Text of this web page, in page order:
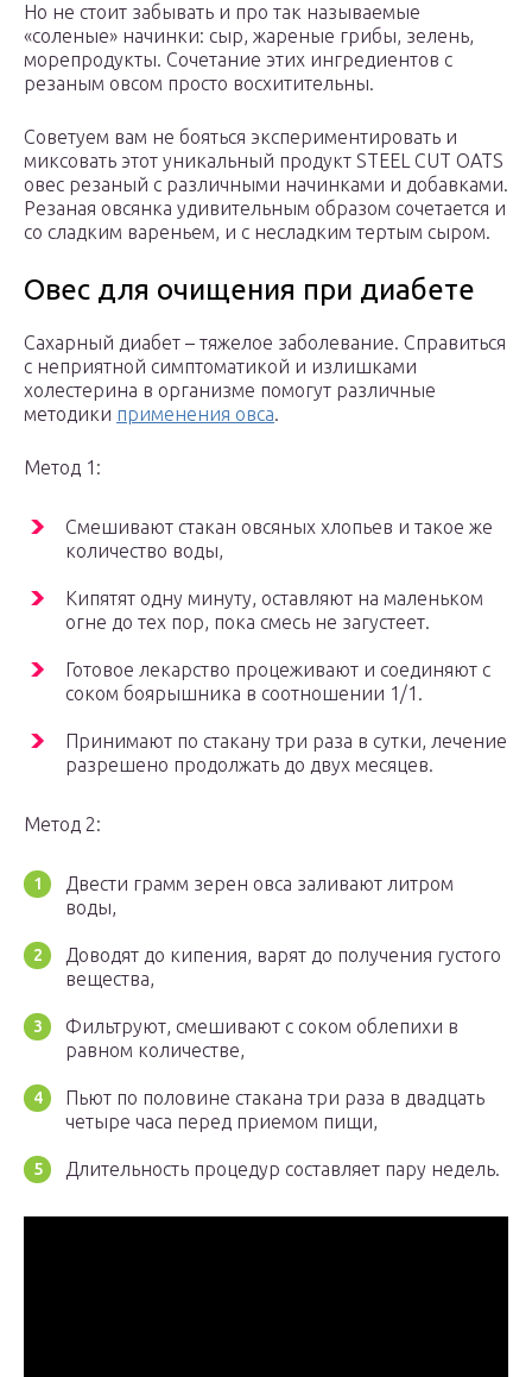
Но не стоит забывать и про так называемые
«соленые» начинки: сыр, жареные грибы, зелень,
морепродукты. Сочетание этих ингредиентов с
резаным овсом просто восхитительны.
Советуем вам не бояться экспериментировать и
миксовать этот уникальный продукт STEEL CUT OATS
овес резаный с различными начинками и добавками.
Резаная овсянка удивительным образом сочетается и
со сладким вареньем, и с несладким тертым сыром.
Овес для очищения при диабете
Сахарный диабет – тяжелое заболевание. Справиться
с неприятной симптоматикой и излишками
холестерина в организме помогут различные
методики применения овса.
Метод 1:
Смешивают стакан овсяных хлопьев и такое же
количество воды,
Кипятят одну минуту, оставляют на маленьком
огне до тех пор, пока смесь не загустеет.
Готовое лекарство процеживают и соединяют с
соком боярышника в соотношении 1/1.
Принимают по стакану три раза в сутки, лечение
разрешено продолжать до двух месяцев.
Метод 2:
Двести грамм зерен овса заливают литром
воды,
Доводят до кипения, варят до получения густого
вещества,
Фильтруют, смешивают с соком облепихи в
равном количестве,
Пьют по половине стакана три раза в двадцать
четыре часа перед приемом пищи,
Длительность процедур составляет пару недель.